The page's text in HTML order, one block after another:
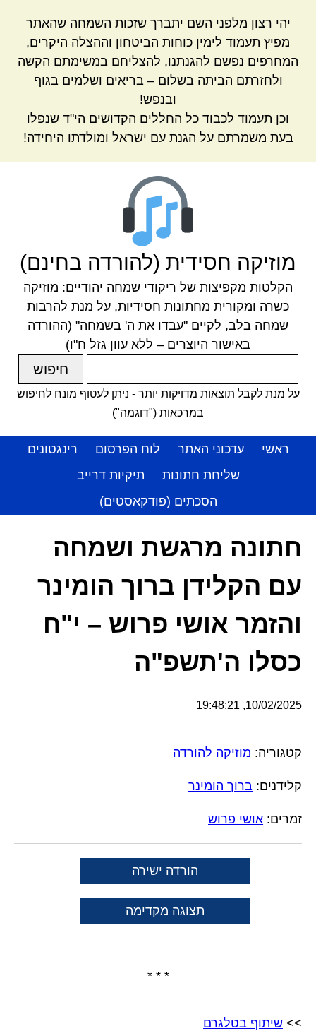
יהי רצון מלפני השם יתברך שזכות השמחה שהאתר
מפיץ תעמוד לימין כוחות הביטחון וההצלה היקרים,
המחרפים נפשם להגנתנו, להצליחם במשימתם הקשה
ולחזרתם הביתה בשלום – בריאים ושלמים בגוף
ובנפש!
וכן תעמוד לכבוד כל החללים הקדושים הי"ד שנפלו
בעת משמרתם על הגנת עם ישראל ומולדתו היחידה!
מוזיקה חסידית (להורדה בחינם)
הקלטות מקפיצות של ריקודי שמחה יהודיים: מוזיקה
כשרה ומקורית מחתונות חסידיות, על מנת להרבות
שמחה בלב, לקיים "עבדו את ה' בשמחה" (ההורדה
באישור היוצרים – ללא עוון גזל ח"ו)
על מנת לקבל תוצאות מדויקות יותר - ניתן לעטוף מונח לחיפוש
במרכאות ("דוגמה")
ראשי עדכוני האתר לוח הפרסום
רינגטונים
שליחת חתונות
תיקיות דרייב
הסכתים (פודקאסטים)
חתונה מרגשת ושמחה
עם הקלידן ברוך הומינר
והזמר אושי פרוש – י"ח
כסלו ה'תשפ"ה
10/02/2025, 19:48:21
קטגוריה: מוזיקה להורדה
קלידנים: ברוך הומינר
זמרים: אושי פרוש
הורדה ישירה
תצוגה מקדימה
* * *
>> שיתוף בטלגרם